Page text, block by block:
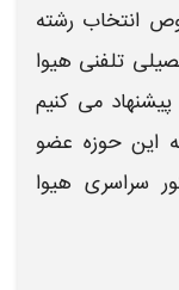
انتخاب رشته
تلفنی هیوا
می کنیم
این حوزه عضو
سراسری هیوا